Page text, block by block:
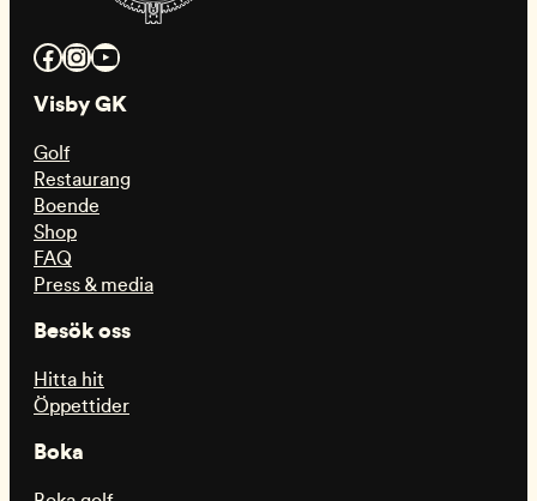
Facebook InstagramYouTube
Visby GK
Golf
Restaurang
Boende
Shop
FAQ
Press & media
Besök oss
Hitta hit
Öppettider
Boka